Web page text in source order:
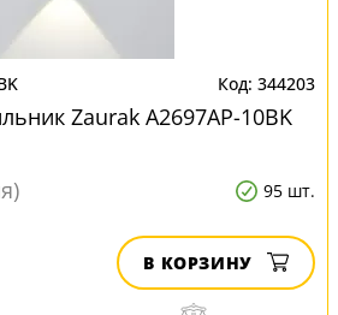
344203
Zaurak A2697AP-10BK
95 шт.
В КОРЗИНУ